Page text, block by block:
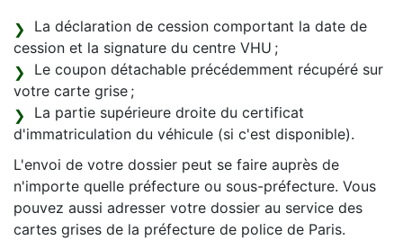
La déclaration de cession comportant la date de
cession et la signature du centre VHU ;
Le coupon détachable précédemment récupéré sur
votre carte grise ;
La partie supérieure droite du certificat
d'immatriculation du véhicule (si c'est disponible).
L'envoi de votre dossier peut se faire auprès de
n'importe quelle préfecture ou sous-préfecture. Vous
pouvez aussi adresser votre dossier au service des
cartes grises de la préfecture de police de Paris.